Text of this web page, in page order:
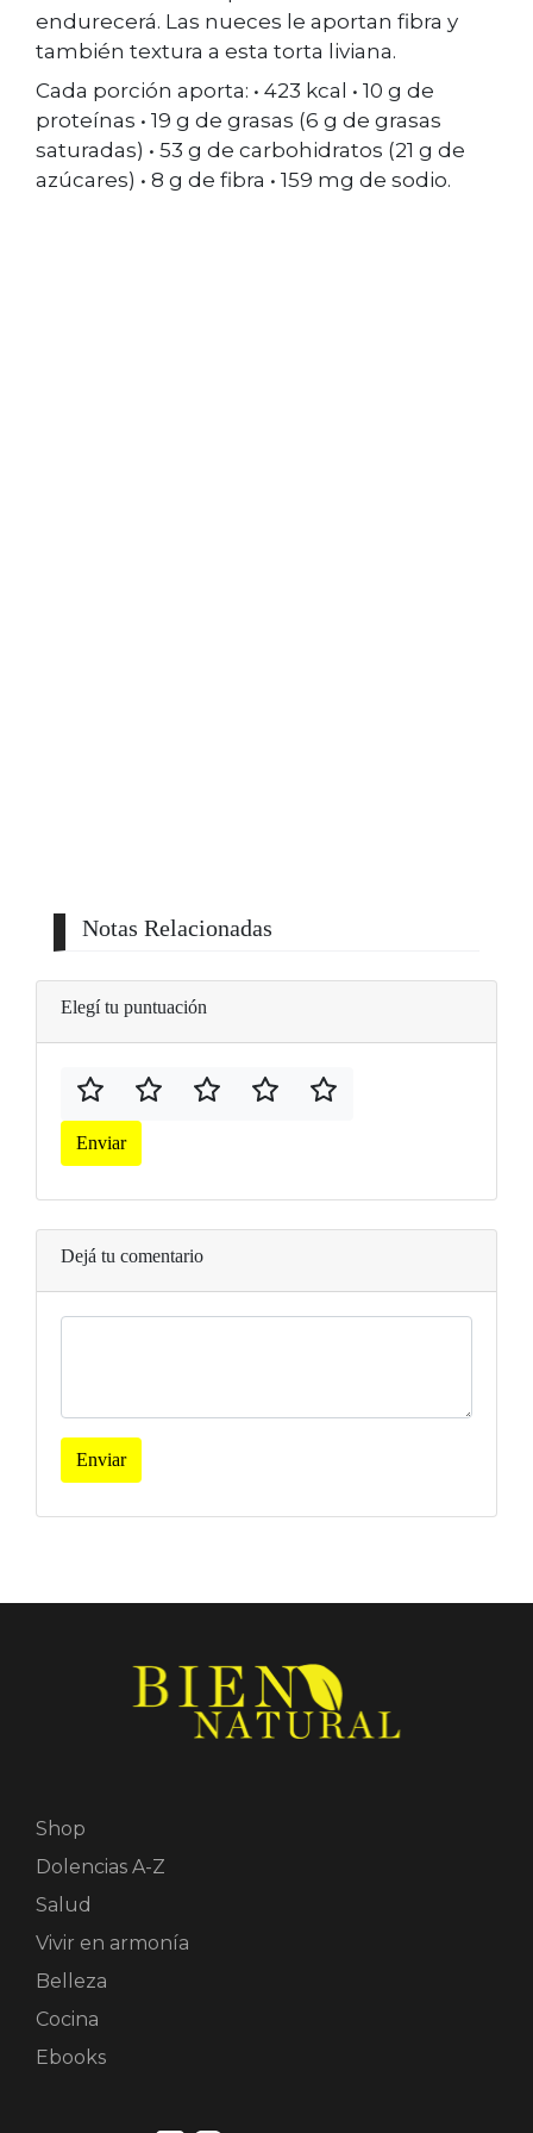
endurecerá. Las nueces le aportan fibra y
también textura a esta torta liviana.
Cada porción aporta: • 423 kcal • 10 g de
proteínas • 19 g de grasas (6 g de grasas
saturadas) • 53 g de carbohidratos (21 g de
azúcares) • 8 g de fibra • 159 mg de sodio.
Notas Relacionadas
Elegí tu puntuación
Enviar
Dejá tu comentario
Enviar
Shop
Dolencias A-Z
Salud
Vivir en armonía
Belleza
Cocina
Ebooks